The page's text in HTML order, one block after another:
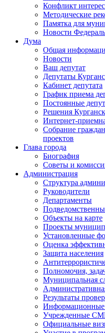
Конфликт
Методические
Памятка для
Новости
Дума
Общая
Новости
Ваш депутат
Депутаты
Кабинет депутата
График приема
Постоянные
Решения
Интернет-
Собрание
проектов
Глава города
Биография
Советы и
Администрация
Структура
Руководители
Департаменты
Объекты на карте
Проекты
Установленные
Оценка
Защита населения
Полномочия,
Муниципальная
Результаты
Информационные
Учрежденные
Официальные